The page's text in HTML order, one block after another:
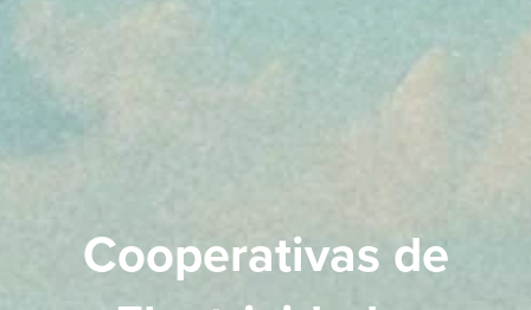
Cooperativas de